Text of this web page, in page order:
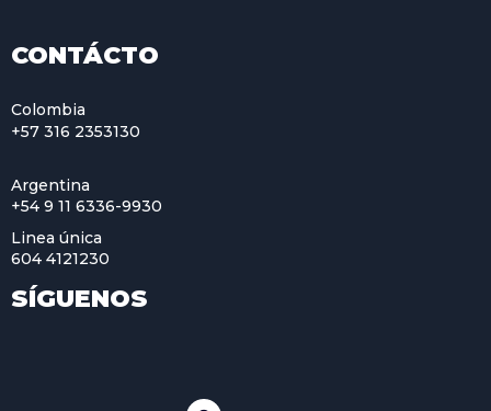
CONTÁCTO
Colombia
+57 316 2353130
Argentina
+54 9 11 6336-9930
Linea única
604 4121230
SÍGUENOS